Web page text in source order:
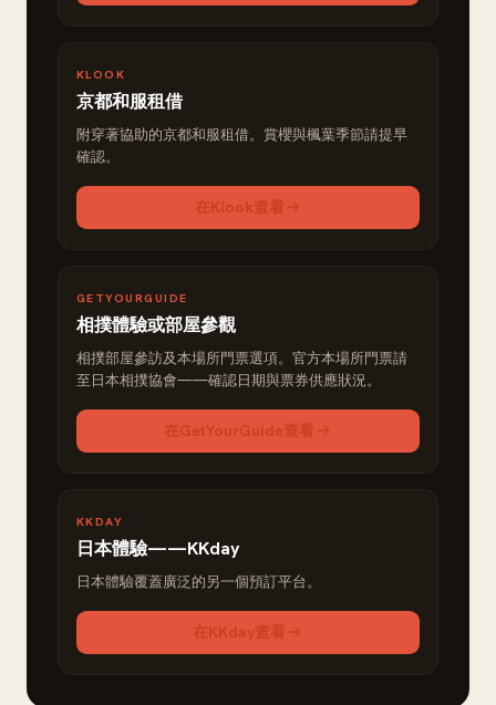
KLOOK
京都和服租借
附穿著協助的京都和服租借。賞櫻與楓葉季節請提早
確認。
在Klook查看
GETYOURGUIDE
相撲體驗或部屋參觀
相撲部屋參訪及本場所門票選項。官方本場所門票請
至日本相撲協會——確認日期與票券供應狀況。
在GetYourGuide查看
KKDAY
日本體驗——KKday
日本體驗覆蓋廣泛的另一個預訂平台。
在KKday查看